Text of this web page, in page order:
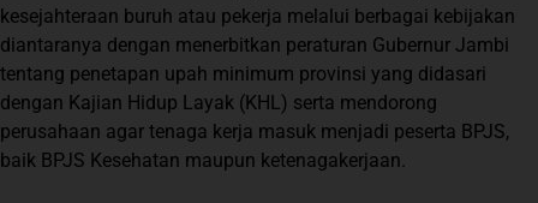
kesejahteraan buruh atau pekerja melalui berbagai kebijakan
diantaranya dengan menerbitkan peraturan Gubernur Jambi
tentang penetapan upah minimum provinsi yang didasari
dengan Kajian Hidup Layak (KHL) serta mendorong
perusahaan agar tenaga kerja masuk menjadi peserta BPJS,
baik BPJS Kesehatan maupun ketenagakerjaan.